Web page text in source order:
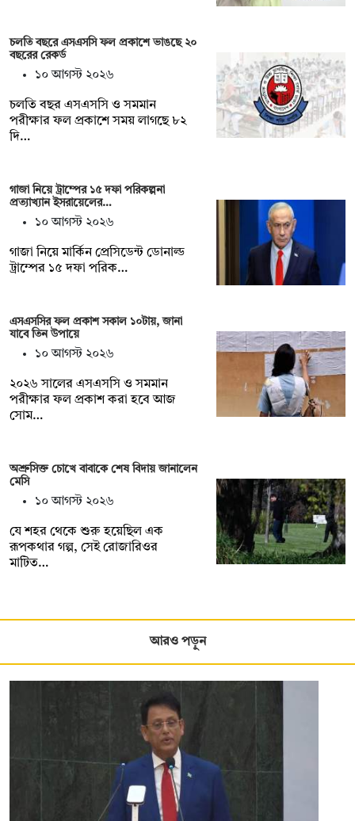
চলতি বছরে এসএসসি ফল প্রকাশে ভাঙছে ২০
বছরের রেকর্ড
১০ আগস্ট ২০২৬
চলতি বছর এসএসসি ও সমমান
পরীক্ষার ফল প্রকাশে সময় লাগছে ৮২
দি…
গাজা নিয়ে ট্রাম্পের ১৫ দফা পরিকল্পনা
প্রত্যাখ্যান ইসরায়েলের…
১০ আগস্ট ২০২৬
গাজা নিয়ে মার্কিন প্রেসিডেন্ট ডোনাল্ড
ট্রাম্পের ১৫ দফা পরিক…
এসএসসির ফল প্রকাশ সকাল ১০টায়, জানা
যাবে তিন উপায়ে
১০ আগস্ট ২০২৬
২০২৬ সালের এসএসসি ও সমমান
পরীক্ষার ফল প্রকাশ করা হবে আজ
সোম…
অশ্রুসিক্ত চোখে বাবাকে শেষ বিদায় জানালেন
মেসি
১০ আগস্ট ২০২৬
যে শহর থেকে শুরু হয়েছিল এক
রূপকথার গল্প, সেই রোজারিওর
মাটিত…
আরও পড়ুন